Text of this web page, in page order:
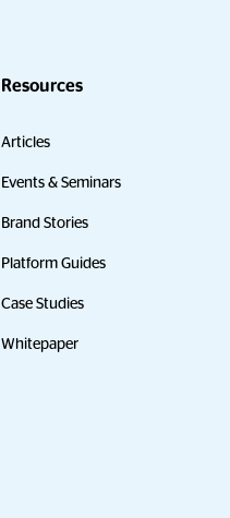
Resources
Articles
Events & Seminars
Brand Stories
Platform Guides
Case Studies
Whitepaper